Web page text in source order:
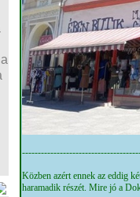
Közben azért ennek az eddig
haramadik részét. Mire jó a